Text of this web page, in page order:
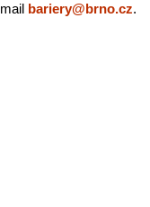
mail bariery@brno.cz.